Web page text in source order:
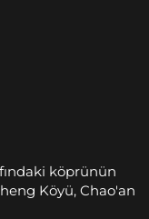
köprünün
Köyü, Chao'an